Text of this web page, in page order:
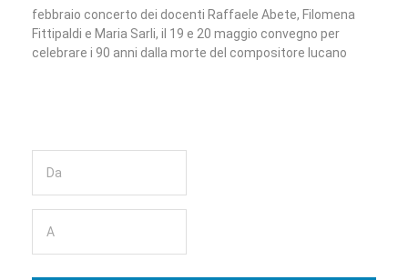
febbraio concerto dei docenti Raffaele Abete, Filomena
Fittipaldi e Maria Sarli, il 19 e 20 maggio convegno per
celebrare i 90 anni dalla morte del compositore lucano